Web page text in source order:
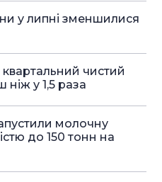
у липні зменшилися
чистий
ніж у 1,5 раза
молочну
до 150 тонн на